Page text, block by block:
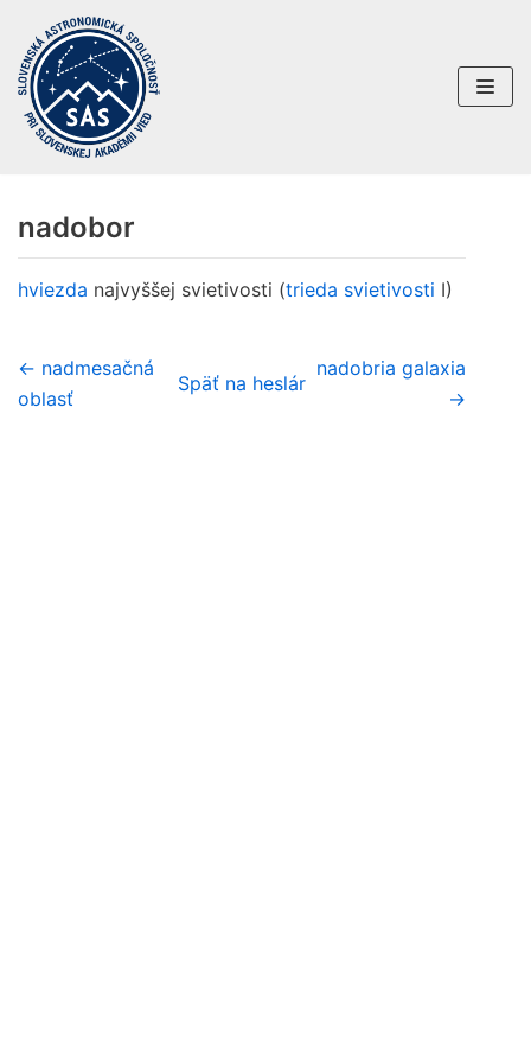
Preskočiť
na
obsah
nadobor
hviezda najvyššej svietivosti (trieda svietivosti I)
← nadmesačná
oblasť
Späť na heslár
nadobria galaxia
→